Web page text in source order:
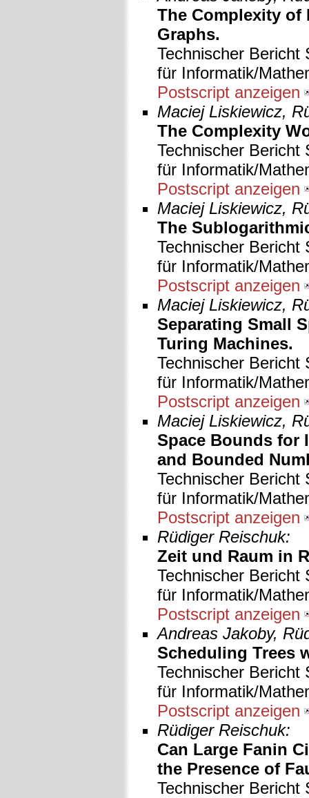
The Complexity of
Graphs.
Technischer Bericht
für Informatik/
Postscript anzeigen
Maciej Liskiewicz,
The Complexity
Technischer Bericht
für Informatik/
Postscript anzeigen
Maciej Liskiewicz,
The
Technischer Bericht
für Informatik/
Postscript anzeigen
Maciej Liskiewicz,
Separating Small
Turing Machines.
Technischer Bericht
für Informatik/
Postscript anzeigen
Maciej Liskiewicz,
Space Bounds for
and Bounded
Technischer Bericht
für Informatik/
Postscript anzeigen
Rüdiger Reischuk:
Zeit und Raum in
Technischer Bericht
für Informatik/
Postscript anzeigen
Andreas Jakoby,
Scheduling Trees
Technischer Bericht
für Informatik/
Postscript anzeigen
Rüdiger Reischuk:
Can Large Fanin
the Presence of
Technischer Bericht